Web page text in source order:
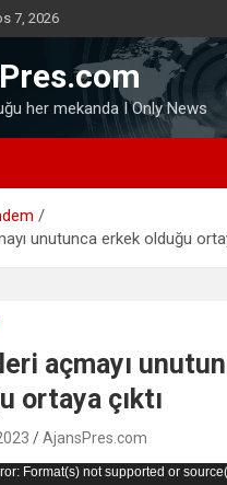
7, 2026
her mekanda I Only News
unutunca erkek olduğu
açmayı
ortaya çıktı
AjansPres.com
Format(s) not supported or